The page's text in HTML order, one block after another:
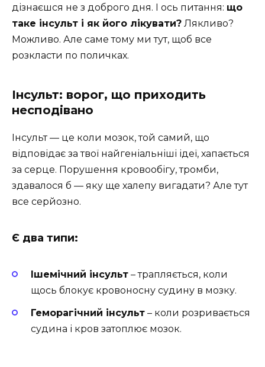
дізнаєшся не з доброго дня. І ось питання: що
таке інсульт і як його лікувати? Лякливо?
Можливо. Але саме тому ми тут, щоб все
розкласти по поличках.
Інсульт: ворог, що приходить
несподівано
Інсульт — це коли мозок, той самий, що
відповідає за твої найгеніальніші ідеї, хапається
за серце. Порушення кровообігу, тромби,
здавалося б — яку ще халепу вигадати? Але тут
все серйозно.
Є два типи:
Ішемічний інсульт – трапляється, коли
щось блокує кровоносну судину в мозку.
Геморагічний інсульт – коли розривається
судина і кров затоплює мозок.